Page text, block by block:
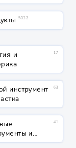
5032
и
17
инструмент
63
и
41